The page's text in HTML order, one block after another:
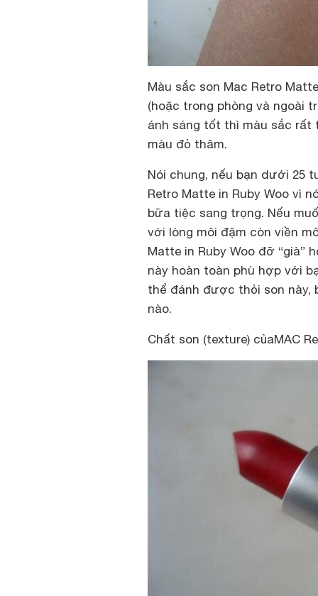
Màu sắc son Mac Retro
(hoặc trong phòng và ngoài
ánh sáng tốt thì màu sắc
màu đỏ thâm.
Nói chung, nếu bạn dưới 25
Retro Matte in Ruby Woo vì
bữa tiệc sang trọng. Nếu
với lòng môi đậm còn viền
Matte in Ruby Woo đỡ “già”
này hoàn toàn phù hợp với
thể đánh được thỏi son này,
nào.
Chất son (texture) củaMAC